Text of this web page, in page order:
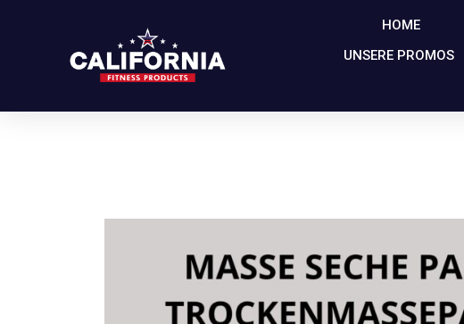
HOME
UNSERE PROMOS